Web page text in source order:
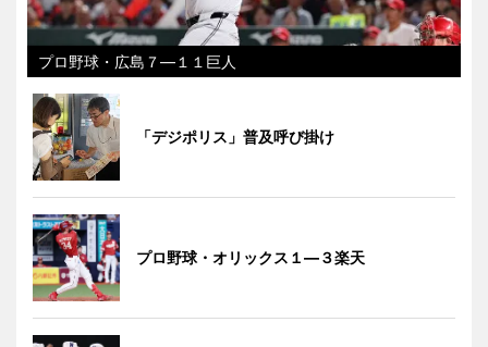
プロ野球・広島７―１１巨人
「デジポリス」普及呼び掛け
プロ野球・オリックス１―３楽天